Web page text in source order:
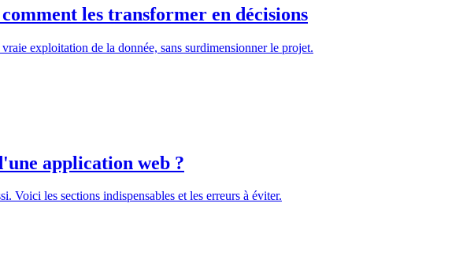
les transformer en décisions
exploitation de la donnée, sans surdimensionner le projet.
application web ?
Voici les sections indispensables et les erreurs à éviter.